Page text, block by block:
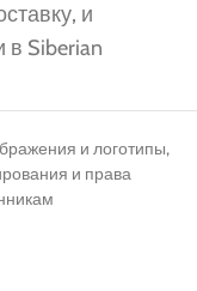
и
в Siberian
и логотипы,
и права